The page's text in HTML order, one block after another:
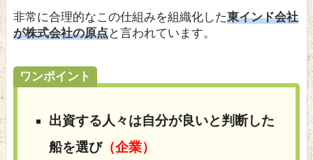
非常に合理的なこの仕組みを組織化した東インド会社
が株式会社の原点と言われています。
ワンポイント
出資する人々は自分が良いと判断した
船を選び（企業）